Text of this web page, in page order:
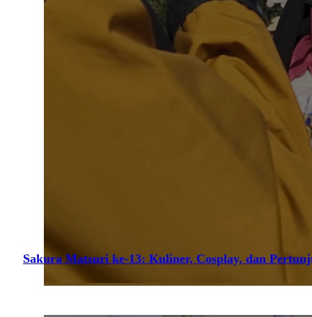
Sakura Matsuri ke-13: Kuliner, Cosplay, dan